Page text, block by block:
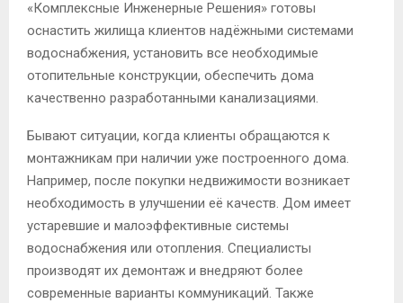
«Комплексные Инженерные Решения» готовы
оснастить жилища клиентов надёжными системами
водоснабжения, установить все необходимые
отопительные конструкции, обеспечить дома
качественно разработанными канализациями.
Бывают ситуации, когда клиенты обращаются к
монтажникам при наличии уже построенного дома.
Например, после покупки недвижимости возникает
необходимость в улучшении её качеств. Дом имеет
устаревшие и малоэффективные системы
водоснабжения или отопления. Специалисты
производят их демонтаж и внедряют более
современные варианты коммуникаций. Также